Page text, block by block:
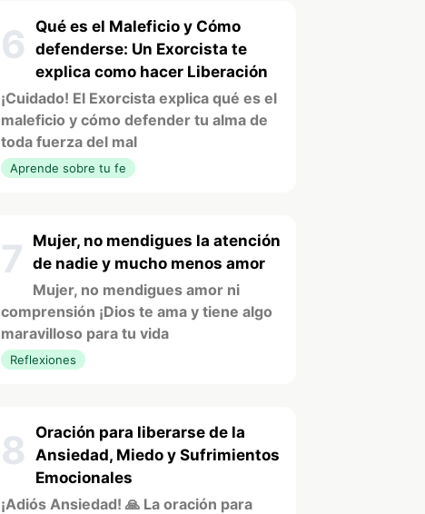
6
Qué es el Maleficio y Cómo
defenderse: Un Exorcista te
explica como hacer Liberación
¡Cuidado! El Exorcista explica qué es el
maleficio y cómo defender tu alma de
toda fuerza del mal
Aprende sobre tu fe
7
Mujer, no mendigues la atención
de nadie y mucho menos amor
Mujer, no mendigues amor ni
comprensión ¡Dios te ama y tiene algo
maravilloso para tu vida
Reflexiones
8
Oración para liberarse de la
Ansiedad, Miedo y Sufrimientos
Emocionales
¡Adiós Ansiedad! 🙏 La oración para